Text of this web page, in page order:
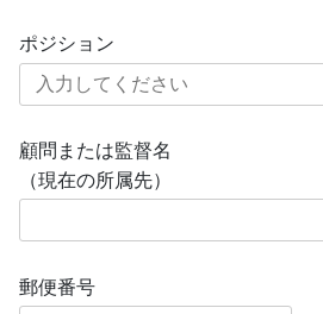
ポジション
顧問または監督名
（現在の所属先）
郵便番号